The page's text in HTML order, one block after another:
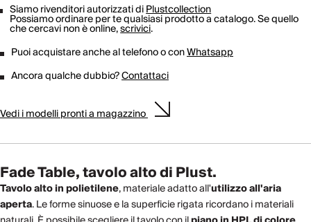
Siamo rivenditori autorizzati diPlustcollection
Possiamo ordinare per te qualsiasi prodotto a catalogo. Se quello
che cercavi non è online,scrivici.
Puoi acquistare anche al telefono o conWhatsapp
Ancora qualche dubbio?Contattaci
Vedi i modelli pronti a magazzino
Fade Table, tavolo alto di Plust.
Tavolo alto in polietilene, materiale adatto all'utilizzo all'aria
aperta. Le forme sinuose e la superficie rigata ricordano i materiali